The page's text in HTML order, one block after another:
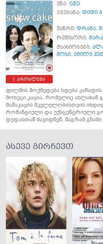
პრობლემა
ენა: GEO
ქვეყანა: დიდი
ჟანრი: დრამა,
რეჟისორი:
მსახიობები:
მოსი, ემილი
ფილმის მოქმედება ხდება
მოხუცი კაცია, რომელიც ახლახან
მამაკაცის მკვლელობისთვის
რომანტიული და ექსცენტრიული
დედასთან წავიდნენ, მაგრამ გზაში
ასევე გირჩევთ